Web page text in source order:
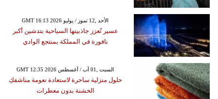
GMT 16:13 2026 الأحد ,12 تموز / يوليو
عسير تُعزز جاذبيتها السياحية بتدشين أكبر
نافورة في المملكة بمنتجع الوادي
GMT 12:35 2026 السبت ,01 آب / أغسطس
حلول منزلية ساحرة لاستعادة نعومة مناشفكِ
الخشنة بدون معطرات